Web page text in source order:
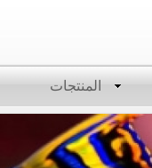
المنتجات